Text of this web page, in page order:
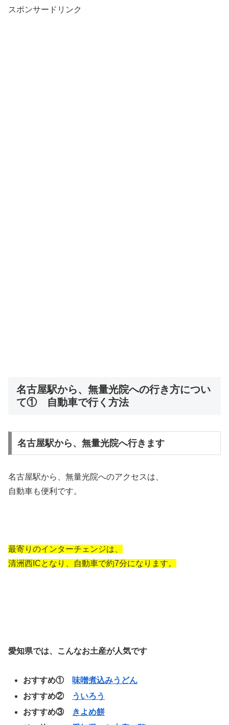
スポンサードリンク
名古屋駅から、無量光院への行き方につい
て① 自動車で行く方法
名古屋駅から、無量光院へ行きます
名古屋駅から、無量光院へのアクセスは、
自動車も便利です。
最寄りのインターチェンジは、
清洲西ICとなり、自動車で約7分になります。
愛知県では、こんなお土産が人気です
おすすめ①
味噌煮込みうどん
おすすめ②
ういろう
おすすめ③
きよめ餅